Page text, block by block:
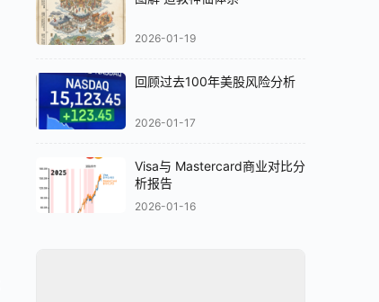
2026-01-19
回顾过去100年美股风险分析
2026-01-17
Visa与 Mastercard商业对比分
析报告
2026-01-16